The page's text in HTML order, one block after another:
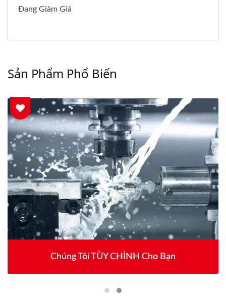
Đang Giảm Giá
Sản Phẩm Phổ Biến
Chúng Tôi TÙY CHỈNH Cho Bạn